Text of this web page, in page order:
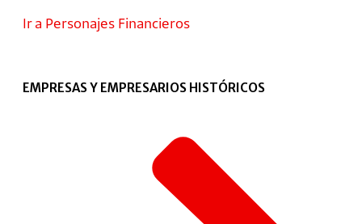
Ir a Personajes Financieros
EMPRESAS Y EMPRESARIOS HISTÓRICOS